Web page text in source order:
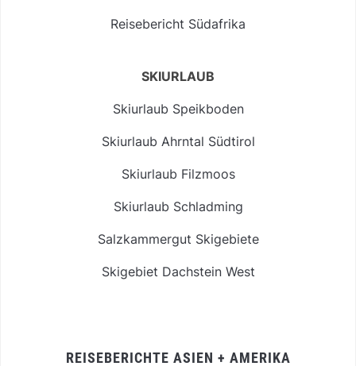
Reisebericht Südafrika
SKIURLAUB
Skiurlaub Speikboden
Skiurlaub Ahrntal Südtirol
Skiurlaub Filzmoos
Skiurlaub Schladming
Salzkammergut Skigebiete
Skigebiet Dachstein West
REISEBERICHTE ASIEN + AMERIKA